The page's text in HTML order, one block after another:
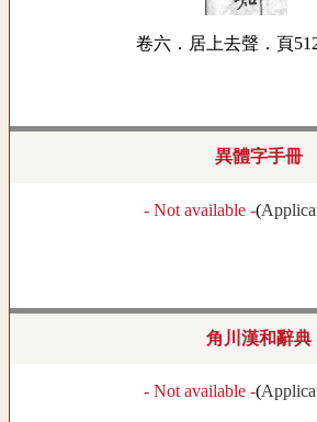
卷六．居上去聲．頁
異體字手冊
- Not available -(
角川漢和辭典
- Not available -(